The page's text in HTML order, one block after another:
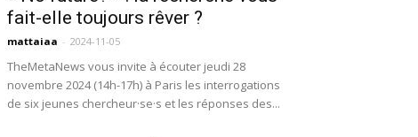
fait-elle toujours rêver ?
mattaiaa - 2024-11-05
TheMetaNews vous invite à écouter jeudi 28
novembre 2024 (14h-17h) à Paris les interrogations
de six jeunes chercheur·se·s et les réponses des...